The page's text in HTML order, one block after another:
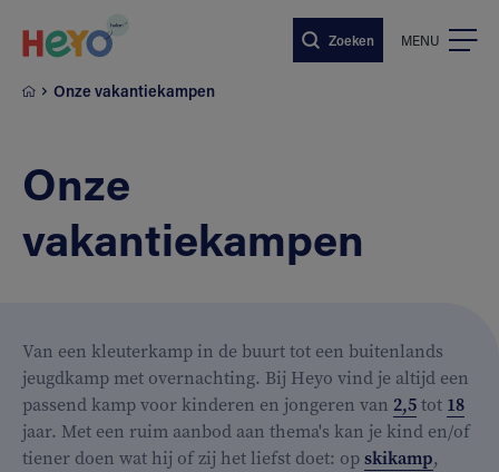
Zoeken MENU
Onze vakantiekampen
Onze
vakantiekampen
Van een kleuterkamp in de buurt tot een buitenlands
jeugdkamp met overnachting. Bij Heyo vind je altijd een
passend kamp voor kinderen en jongeren van 2,5tot 18
jaar. Met een ruim aanbod aan thema's kan je kind en/of
tiener doen wat hij of zij het liefst doet: opskikamp,